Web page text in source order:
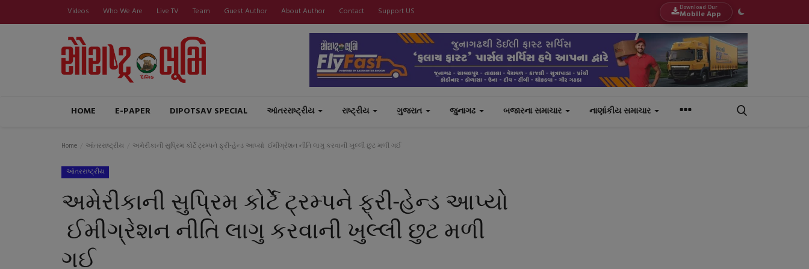
Videos Who We Are Live TV Team Guest Author About Author Contact Support US Download Our
Mobile App
HOME E-PAPER DIPOTSAV SPECIAL આંતરરાષ્ટ્રીય રાષ્ટ્રીય ગુજરાત જુનાગઢ બજારના સમાચાર નાણાંકીય સમાચાર
Home આંતરરાષ્ટ્રીય અમેરીકાની સુપ્રિમ કોર્ટે ટ્રમ્પને ફ્રી-હેન્ડ આપ્યો ઈમીગ્રેશન નીતિ લાગુ કરવાની ખુલ્લી છુટ મળી ગઈ
આંતરરાષ્ટ્રીય
અમેરીકાની સુપ્રિમ કોર્ટે ટ્રમ્પને ફ્રી-હેન્ડ આપ્યો
ઈમીગ્રેશન નીતિ લાગુ કરવાની ખુલ્લી છુટ મળી
ગઈ